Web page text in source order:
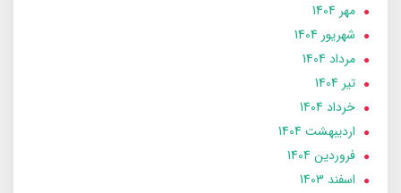
مهر 1404
شهریور 1404
مرداد 1404
تير 1404
خرداد 1404
ارديبهشت 1404
فروردین 1404
اسفند 1403